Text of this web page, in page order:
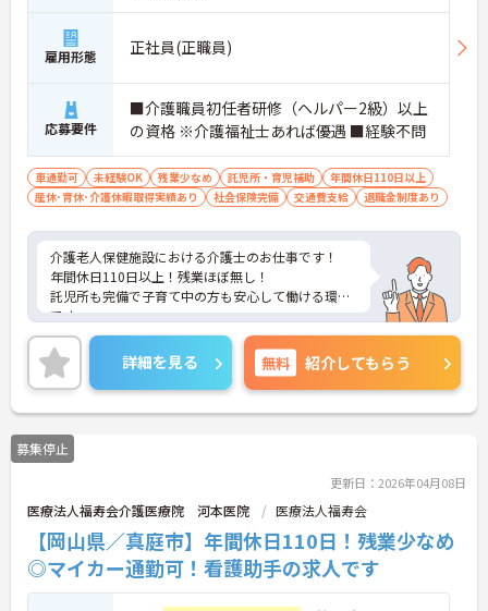
雇用形態 正社員(正職員)
応募要件
■介護職員初任者研修（ヘルパー2級）以上
の資格 ※介護福祉士あれば優遇 ■経験不問
車通勤可 未経験OK 残業少なめ 託児所・育児補助
年間休日110日以上
産休･育休･介護休暇取得実績あり
社会保険完備 交通費支給 退職金制度あり
介護老人保健施設における介護士のお仕事です！
年間休日110日以上！残業ほぼ無し！
託児所も完備で子育て中の方も安心して働ける環境
です。
ご興味ある方には、面接のポイントなど、さらに詳
細をお話致しますのでお気軽にご相談ください。
詳細を見る 無料 紹介してもらう
募集停止
更新日：2026年04月08日
医療法人福寿会介護医療院 河本医院 医療法人福寿会
【岡山県／真庭市】年間休日110日！残業少なめ
◎マイカー通勤可！看護助手の求人です